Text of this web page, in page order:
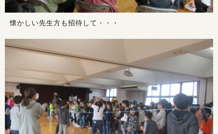
懐かしい先生方も招待して・・・